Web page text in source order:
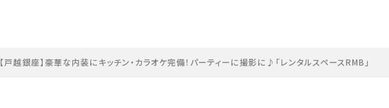
【戸越銀座】豪華な内装にキッチン・カラオケ完備！パーティーに撮影に♪「レンタルスペースRMB」